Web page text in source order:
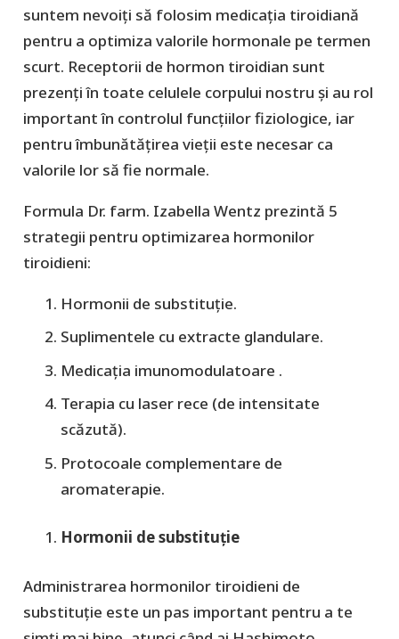
suntem nevoiți să folosim medicația tiroidiană
pentru a optimiza valorile hormonale pe termen
scurt. Receptorii de hormon tiroidian sunt
prezenți în toate celulele corpului nostru și au rol
important în controlul funcțiilor fiziologice, iar
pentru îmbunătățirea vieții este necesar ca
valorile lor să fie normale.
Formula Dr. farm. Izabella Wentz prezintă 5
strategii pentru optimizarea hormonilor
tiroidieni:
Hormonii de substituție.
Suplimentele cu extracte glandulare.
Medicația imunomodulatoare .
Terapia cu laser rece (de intensitate
scăzută).
Protocoale complementare de
aromaterapie.
Hormonii de substituție
Administrarea hormonilor tiroidieni de
substituție este un pas important pentru a te